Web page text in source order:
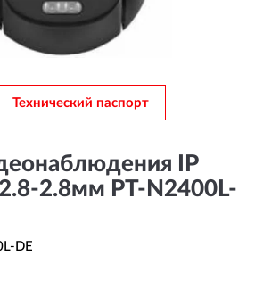
Технический паспорт
IP
2.8мм PT-N2400L-
DE